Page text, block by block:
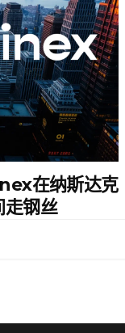
在纳斯达克
钢丝